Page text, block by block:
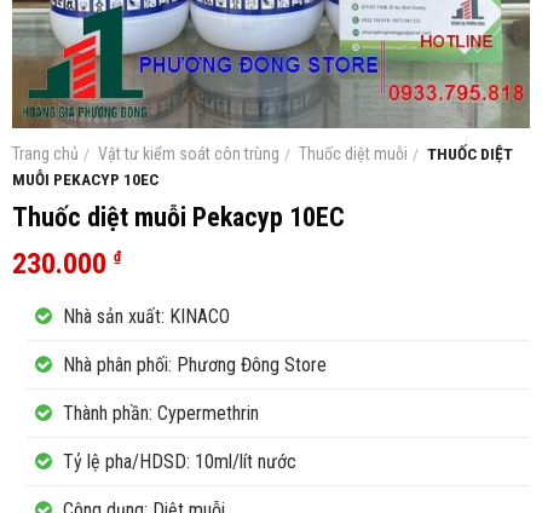
Trang chủ / Vật tư kiểm soát côn trùng / Thuốc diệt muỗi / THUỐC DIỆT
MUỖI PEKACYP 10EC
Thuốc diệt muỗi Pekacyp 10EC
230.000 ₫
Nhà sản xuất: KINACO
Nhà phân phối: Phương Đông Store
Thành phần: Cypermethrin
Tỷ lệ pha/HDSD: 10ml/lít nước